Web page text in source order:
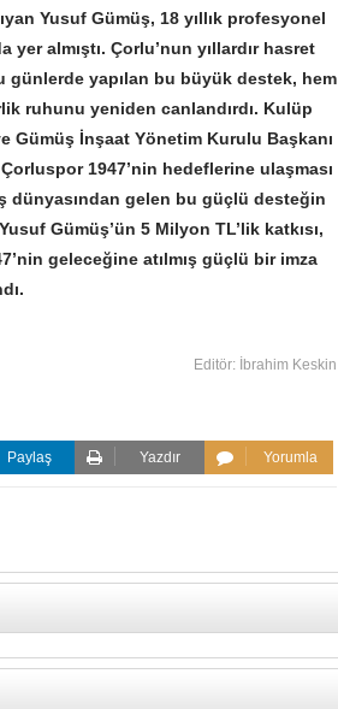
Yusuf Gümüş, 18 yıllık profesyonel
almıştı. Çorlu’nun yıllardır hasret
yapılan bu büyük destek, hem
ruhunu yeniden canlandırdı. Kulüp
Gümüş İnşaat Yönetim Kurulu Başkanı
1947’nin hedeflerine ulaşması
dünyasından gelen bu güçlü desteğin
Gümüş’ün 5 Milyon TL’lik katkısı,
geleceğine atılmış güçlü bir imza
Editör: İbrahim Keskin
Paylaş Yazdır Yorumla